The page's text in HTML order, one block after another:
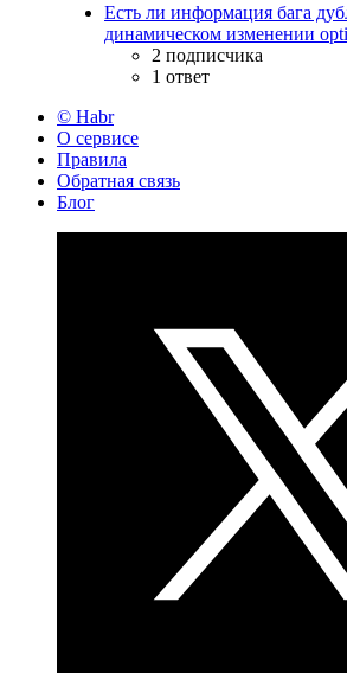
Есть ли информация бага
динамическом изменении
2 подписчика
1 ответ
© Habr
О сервисе
Правила
Обратная связь
Блог